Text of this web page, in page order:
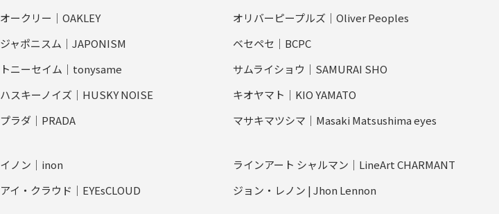
オークリー｜OAKLEY
オリバーピープルズ｜Oliver Peoples
ジャポニスム｜JAPONISM
ベセペセ｜BCPC
トニーセイム｜tonysame
サムライショウ｜SAMURAI SHO
ハスキーノイズ｜HUSKY NOISE
キオヤマト｜KIO YAMATO
プラダ｜PRADA マサキマツシマ｜Masaki Matsushima eyes
イノン｜inon
ラインアート シャルマン｜LineArt CHARMANT
アイ・クラウド｜EYEsCLOUD ジョン・レノン | Jhon Lennon